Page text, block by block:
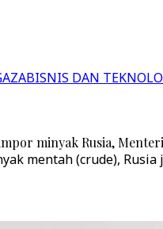
BISNIS DAN
minyak Rusia,
mentah (crude),